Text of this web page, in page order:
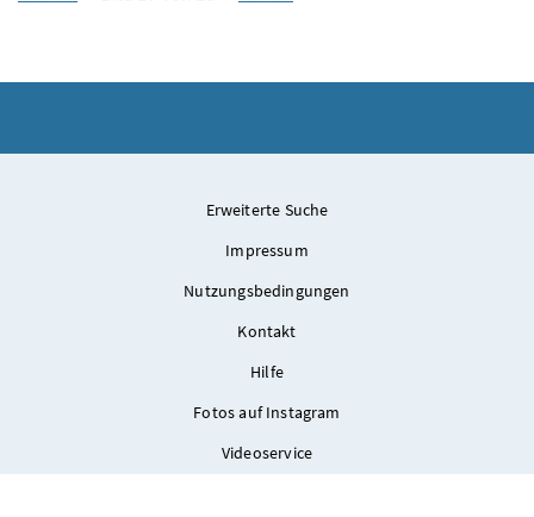
Erweiterte Suche
Impressum
Nutzungsbedingungen
Kontakt
Hilfe
Fotos auf Instagram
Videoservice